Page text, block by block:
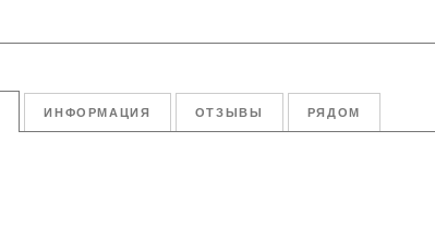
ИНФОРМАЦИЯ ОТЗЫВЫ РЯДОМ